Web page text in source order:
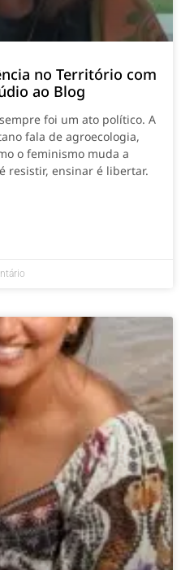
no Território com
ao Blog
foi um ato político. A
fala de agroecologia,
o feminismo muda a
resistir, ensinar é libertar.